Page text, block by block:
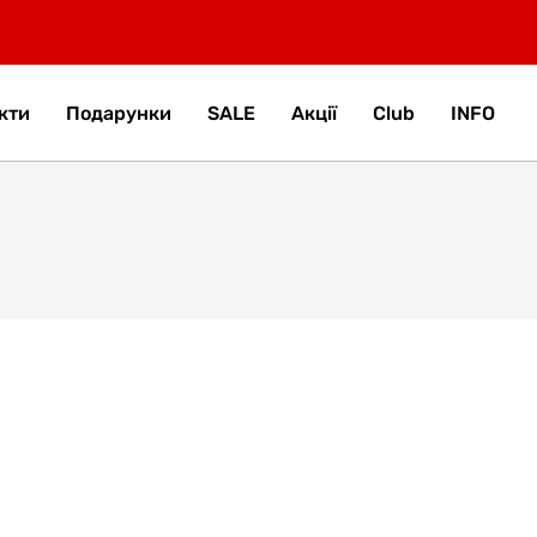
Подарунки SALE Акції Club INFO